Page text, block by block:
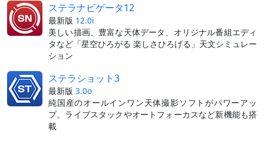
ステラナビゲータ12
最新版 12.0i
美しい描画、豊富な天体データ、オリジナル番組エディ
タなど「星空ひろがる 楽しさひろげる」天文シミュレー
ション
ステラショット3
最新版 3.0o
純国産のオールインワン天体撮影ソフトがパワーアッ
プ。ライブスタックやオートフォーカスなど新機能も搭
載